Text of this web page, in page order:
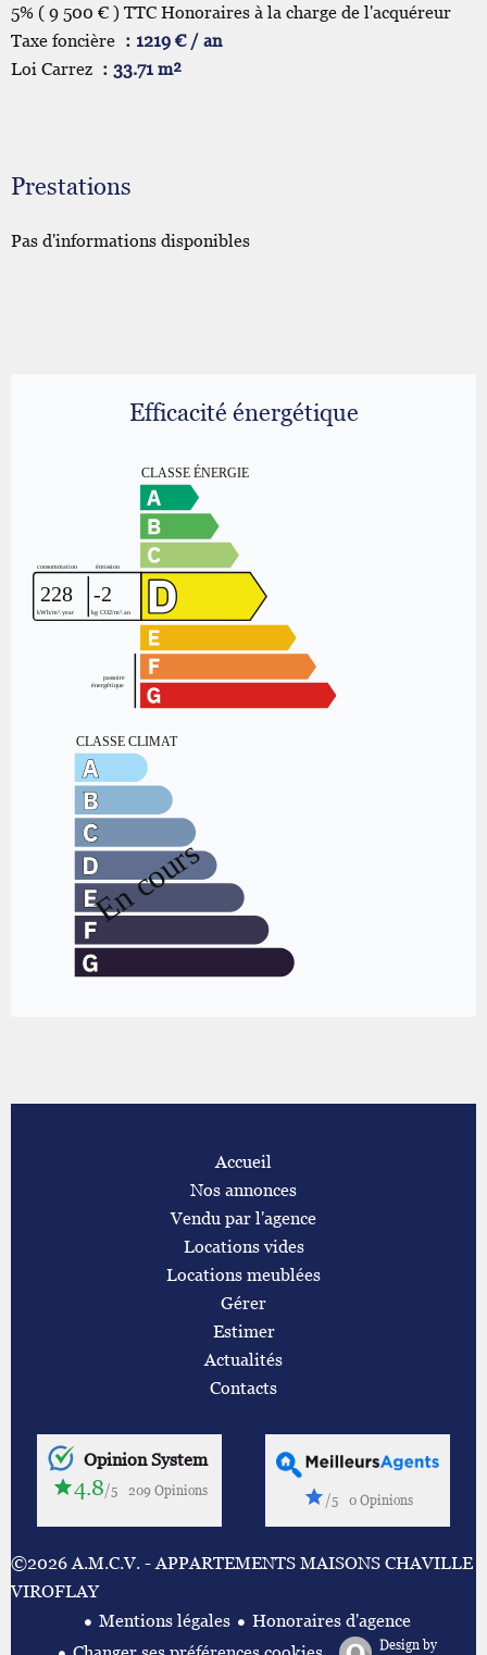
5% ( 9 500 € ) TTC Honoraires à la charge de l'acquéreur
Taxe foncière
1219 € / an
Loi Carrez
33.71 m²
Prestations
Pas d'informations disponibles
Efficacité énergétique
Accueil
Nos annonces
Vendu par l'agence
Locations vides
Locations meublées
Gérer
Estimer
Actualités
Contacts
Opinion System
4.8/5 209 Opinions
/5 0 Opinions
©2026 A.M.C.V. - APPARTEMENTS MAISONS CHAVILLE
VIROFLAY
Mentions légales
Honoraires d'agence
Design by